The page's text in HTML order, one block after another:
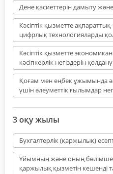
Дене қасиеттерін дамыту және
Кәсіптік қызметте
цифрлық технологияларды
Кәсіптік қызметте
кәсіпкерлік негіздерін қолдану
Қоғам мен еңбек ұжымында
үшін әлеуметтік ғылымдар
3 оқу жылы
Бухгалтерлік (қаржылық)
Ұйымның және оның
қаржылық қызметін кешенді